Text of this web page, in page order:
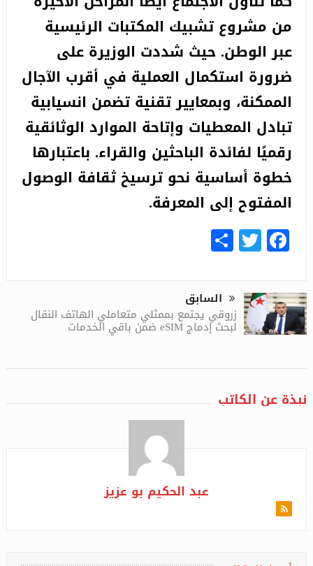
من مشروع تشبيك المكتبات الرئيسية
عبر الوطن. حيث شددت الوزيرة على
ضرورة استكمال العملية في أقرب الآجال
الممكنة، وبمعايير تقنية تضمن انسيابية
تبادل المعطيات وإتاحة الموارد الوثائقية
رقميًا لفائدة الباحثين والقراء. باعتبارها
خطوة أساسية نحو ترسيخ ثقافة الوصول
المفتوح إلى المعرفة.
Facebook
Twitter
Share
السابق
زروقي يجتمع بممثلي متعاملي الهاتف النقال
لبحث إدماج eSIM ضمن باقي الخدمات
نبذة عن الكاتب
عبد الحكيم بو عزيز